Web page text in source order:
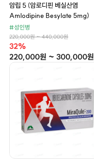
암립 5 (암로디핀 베실산염
Amlodipine Besylate 5mg)
#성인병
220,000원 ~ 440,000원
32%
220,000원 ~ 300,000원